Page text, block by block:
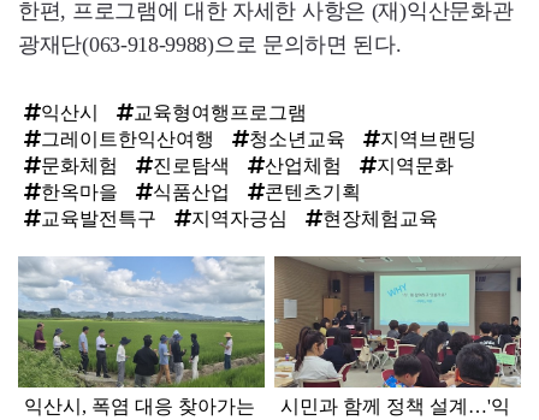
한편, 프로그램에 대한 자세한 사항은 (재)익산문화관
광재단(063-918-9988)으로 문의하면 된다.
익산시
교육형여행프로그램
그레이트한익산여행
청소년교육
지역브랜딩
문화체험
진로탐색 산업체험
지역문화
한옥마을
식품산업
콘텐츠기획
교육발전특구
지역자긍심 현장체험교육
탑
라
인
익산시, 폭염 대응 찾아가는
시민과 함께 정책 설계…'익